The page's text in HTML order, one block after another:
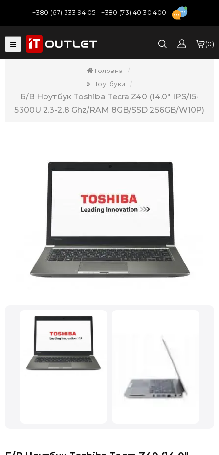
+380 (67) 333 94 05 +380 (73) 40 30 400
0
Головна
Ноутбуки
Б/В Ноутбук Toshiba Tecra Z40 (14.0" IPS/i5-
5300U 2.3-2.8 Ghz/RAM 8GB/SSD 256GB/W10P)